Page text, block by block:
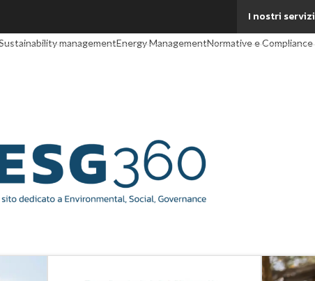
I nostri servizi
Sostenibilità: perché è importante?
managementEnergy ManagementNormative e Compliance